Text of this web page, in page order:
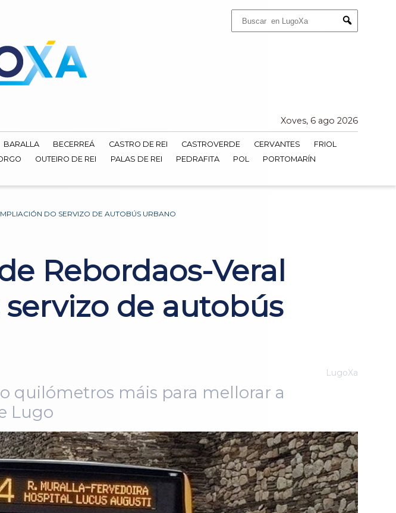
Submit
Xoves, 6 ago 2026
BARALLA BECERREÁ CASTRO DE REI CASTROVERDE CERVANTES
FRIOL
OUTEIRO DE REI PALAS DE REI PEDRAFITA POL
PORTOMARÍN
DO SERVIZO DE AUTOBÚS URBANO
Rebordaos-Veral
de autobús
LugoXa
quilómetros máis para mellorar a
Lugo